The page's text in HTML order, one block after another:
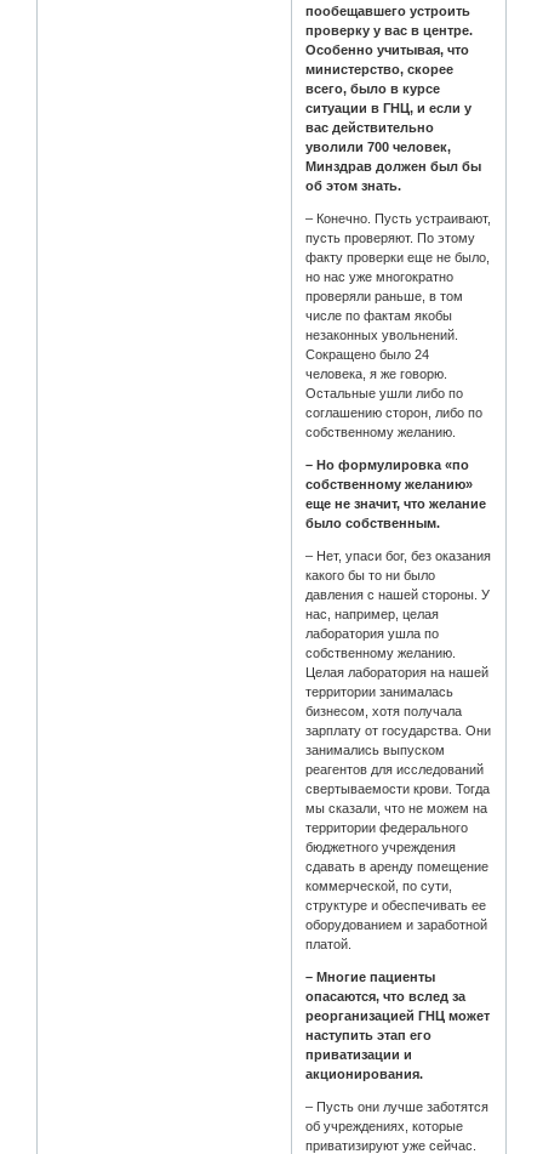
пообещавшего устроить
проверку у вас в центре.
Особенно учитывая, что
министерство, скорее
всего, было в курсе
ситуации в ГНЦ, и если у
вас действительно
уволили 700 человек,
Минздрав должен был бы
об этом знать.
– Конечно. Пусть устраивают,
пусть проверяют. По этому
факту проверки еще не было,
но нас уже многократно
проверяли раньше, в том
числе по фактам якобы
незаконных увольнений.
Сокращено было 24
человека, я же говорю.
Остальные ушли либо по
соглашению сторон, либо по
собственному желанию.
– Но формулировка «по
собственному желанию»
еще не значит, что желание
было собственным.
– Нет, упаси бог, без оказания
какого бы то ни было
давления с нашей стороны. У
нас, например, целая
лаборатория ушла по
собственному желанию.
Целая лаборатория на нашей
территории занималась
бизнесом, хотя получала
зарплату от государства. Они
занимались выпуском
реагентов для исследований
свертываемости крови. Тогда
мы сказали, что не можем на
территории федерального
бюджетного учреждения
сдавать в аренду помещение
коммерческой, по сути,
структуре и обеспечивать ее
оборудованием и заработной
платой.
– Многие пациенты
опасаются, что вслед за
реорганизацией ГНЦ может
наступить этап его
приватизации и
акционирования.
– Пусть они лучше заботятся
об учреждениях, которые
приватизируют уже сейчас.